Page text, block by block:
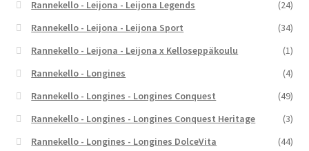
Rannekello - Leijona - Leijona Legends
(24)
Rannekello - Leijona - Leijona Sport
(34)
Rannekello - Leijona - Leijona x Kelloseppäkoulu
(1)
Rannekello - Longines
(4)
Rannekello - Longines - Longines Conquest
(49)
Rannekello - Longines - Longines Conquest Heritage
(3)
Rannekello - Longines - Longines DolceVita
(44)